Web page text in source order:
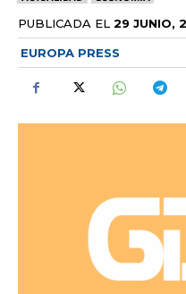
PUBLICADA EL 29 JUNIO,
EUROPA PRESS